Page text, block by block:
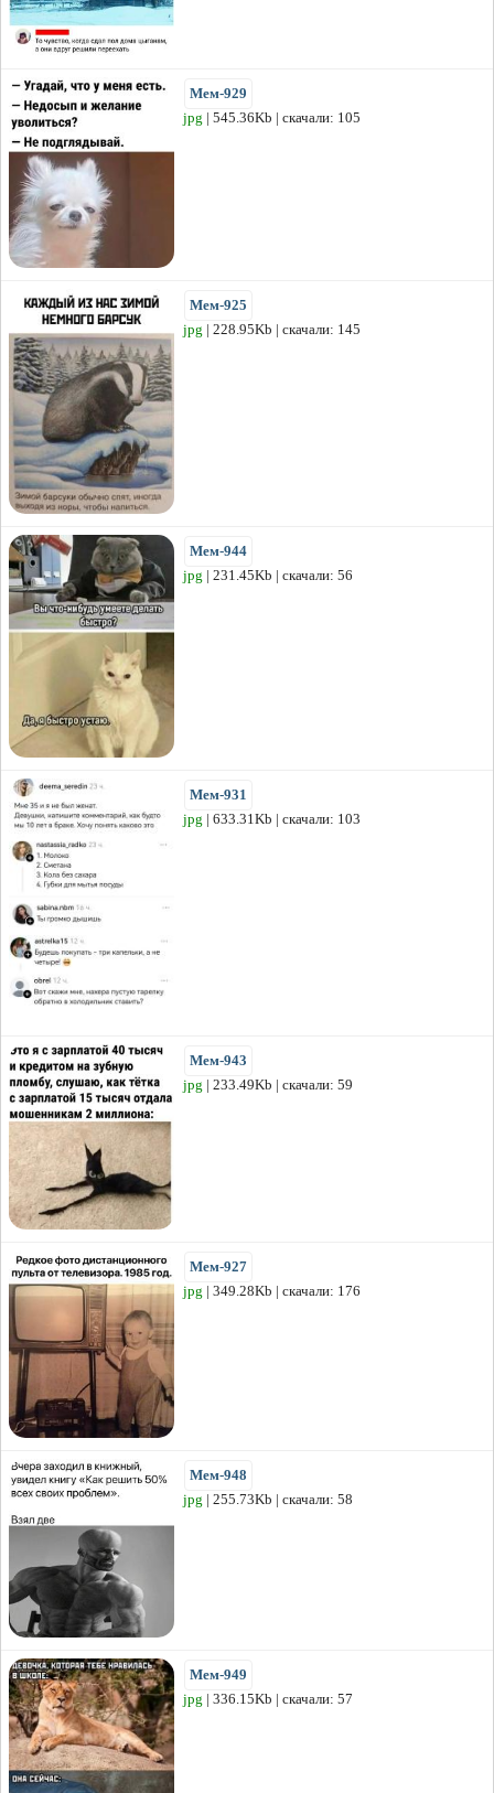
Мем-929
jpg | 545.36Kb | скачали: 105
Мем-925
jpg | 228.95Kb | скачали: 145
Мем-944
jpg | 231.45Kb | скачали: 56
Мем-931
jpg | 633.31Kb | скачали: 103
Мем-943
jpg | 233.49Kb | скачали: 59
Мем-927
jpg | 349.28Kb | скачали: 176
Мем-948
jpg | 255.73Kb | скачали: 58
Мем-949
jpg | 336.15Kb | скачали: 57